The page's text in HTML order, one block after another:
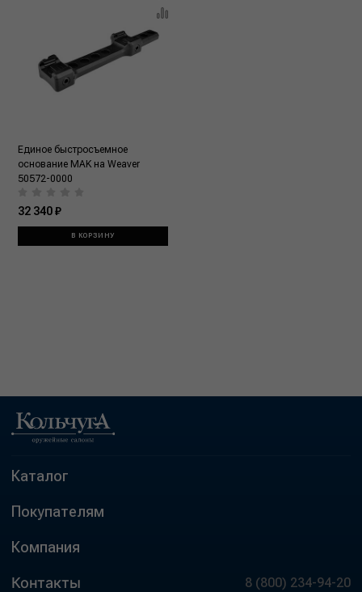
Единое быстросъемное
основание MAK на Weaver
50572-0000
32 340 ₽
В КОРЗИНУ
Каталог
Покупателям
Компания
Контакты 8 (800) 234-94-20